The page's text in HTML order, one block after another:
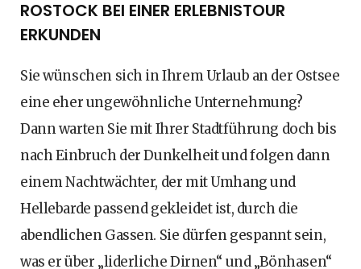
ROSTOCK BEI EINER ERLEBNISTOUR
ERKUNDEN
Sie wünschen sich in Ihrem Urlaub an der Ostsee
eine eher ungewöhnliche Unternehmung?
Dann warten Sie mit Ihrer Stadtführung doch bis
nach Einbruch der Dunkelheit und folgen dann
einem Nachtwächter, der mit Umhang und
Hellebarde passend gekleidet ist, durch die
abendlichen Gassen. Sie dürfen gespannt sein,
was er über „liderliche Dirnen“ und „Bönhasen“